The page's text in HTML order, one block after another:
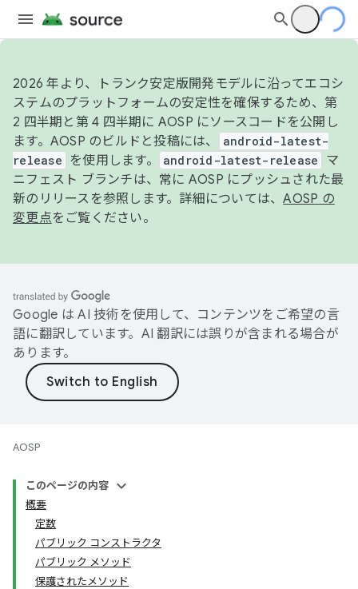
2026 年より、トランク安定版開発モデルに沿ってエコシ
ステムのプラットフォームの安定性を確保するため、第
2 四半期と第 4 四半期に AOSP にソースコードを公開し
ます。AOSP のビルドと投稿には、
android-latest-
release
を使用します。 android-latest-release
マ
ニフェスト ブランチは、常に AOSP にプッシュされた最
新のリリースを参照します。詳細については、AOSP の
変更点をご覧ください。
Google は AI 技術を使用して、コンテンツをご希望の言
語に翻訳しています。AI 翻訳には誤りが含まれる場合が
あります。
AOSP
このページの内容
概要
定数
パブリック コンストラクタ
パブリック メソッド
保護されたメソッド